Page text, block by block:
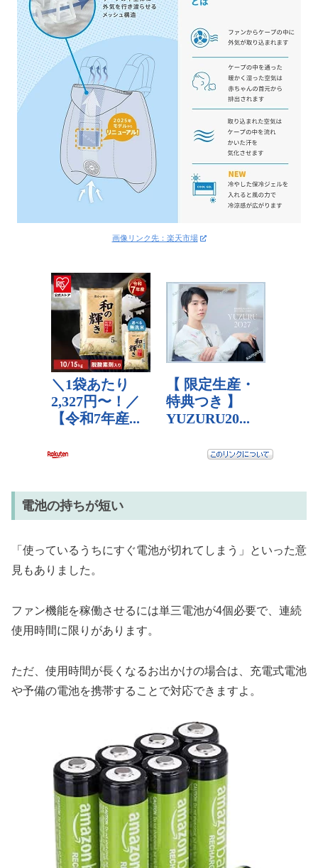
画像リンク先：楽天市場
電池の持ちが短い
「使っているうちにすぐ電池が切れてしまう」といった意
見もありました。
ファン機能を稼働させるには単三電池が4個必要で、連続
使用時間に限りがあります。
ただ、使用時間が長くなるお出かけの場合は、充電式電池
や予備の電池を携帯することで対応できますよ。